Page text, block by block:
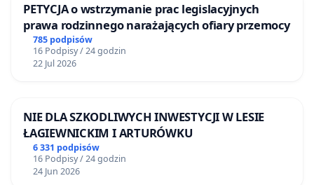
PETYCJA o wstrzymanie prac legislacyjnych
prawa rodzinnego narażających ofiary przemocy
785 podpisów
16 Podpisy / 24 godzin
22 Jul 2026
NIE DLA SZKODLIWYCH INWESTYCJI W LESIE
ŁAGIEWNICKIM I ARTURÓWKU
6 331 podpisów
16 Podpisy / 24 godzin
24 Jun 2026